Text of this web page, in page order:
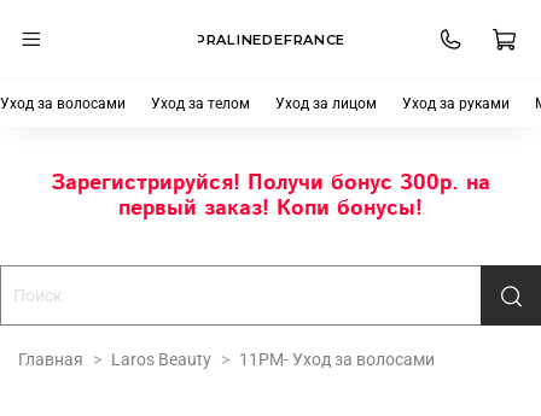
PRALINEDEFRANCE
Уход за волосами Уход за телом Уход за лицом Уход за руками
Зарегистрируйся! Получи бонус 300р. на
первый заказ! Копи бонусы!
Главная Laros Beauty 11PM- Уход за волосами